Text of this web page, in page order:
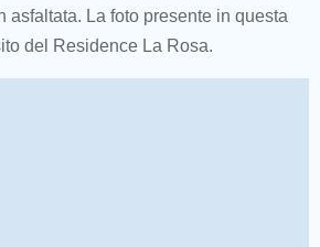
asfaltata. La foto presente in questa
del Residence La Rosa.